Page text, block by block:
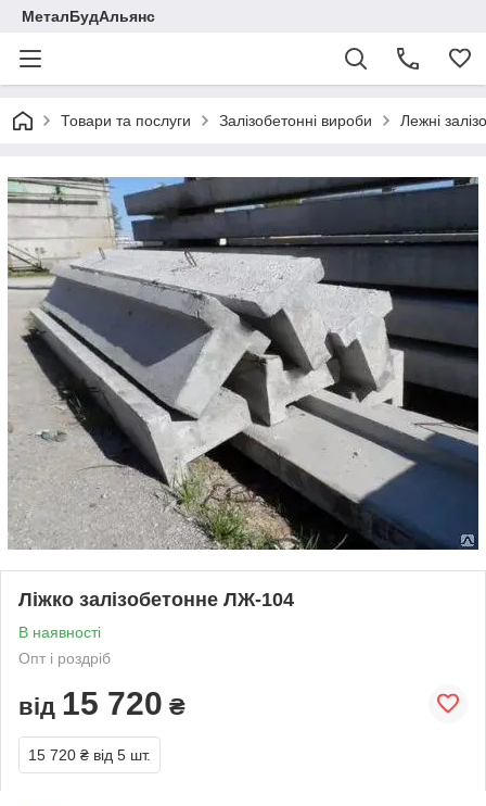
МеталБудАльянс
Товари та послуги Залізобетонні вироби Лежні
Ліжко залізобетонне ЛЖ-104
В наявності
Опт і роздріб
від 15 720 ₴
15 720 ₴ від 5 шт.